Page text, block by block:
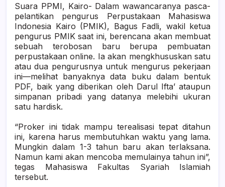
Suara PPMI, Kairo- Dalam wawancaranya pasca-
pelantikan pengurus Perpustakaan Mahasiswa
Indonesia Kairo (PMIK), Bagus Fadli, wakil ketua
pengurus PMIK saat ini, berencana akan membuat
sebuah terobosan baru berupa pembuatan
perpustakaan online. Ia akan mengkhususkan satu
atau dua pengurusnya untuk mengurus pekerjaan
ini—melihat banyaknya data buku dalam bentuk
PDF, baik yang diberikan oleh Darul Ifta’ ataupun
simpanan pribadi yang datanya melebihi ukuran
satu hardisk.
“Proker ini tidak mampu terealisasi tepat ditahun
ini, karena harus membutuhkan waktu yang lama.
Mungkin dalam 1-3 tahun baru akan terlaksana.
Namun kami akan mencoba memulainya tahun ini”,
tegas Mahasiswa Fakultas Syariah Islamiah
tersebut.